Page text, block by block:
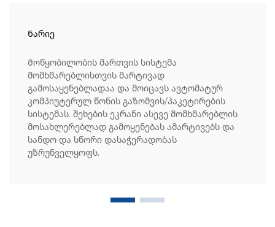
Ნარიე
Მოწყობილობის მართვის სისტემა
მომხმარებლისთვის მარტივად
გამოსაყენებლადაა და მოიცავს ავტომატურ
კომპიუტერულ წონის გაზომვის/პაკეტირების
სისტემას. შეხების ეკრანი ასევე მომხმარებლის
მოსახლერებლად გამოყენებას ამარტივებს და
სანდო და სწორი დასაჭერადობას
უზრუნველყოფს.